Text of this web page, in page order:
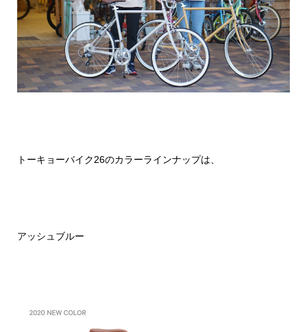
トーキョーバイク26のカラーラインナップは、
アッシュブルー